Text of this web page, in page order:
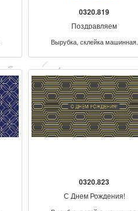
0320.819
Поздравляем
Вырубка, склейка машинная.
0320.823
С Днем Рождения!